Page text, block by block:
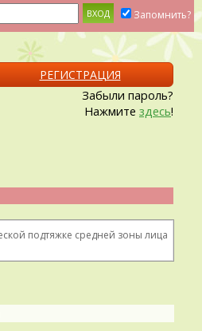
Запомнить?
РЕГИСТРАЦИЯ
Забыли пароль?
Нажмите здесь!
подтяжке средней зоны лица